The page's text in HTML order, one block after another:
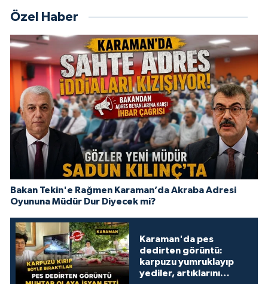
Özel Haber
Bakan Tekin'e Rağmen Karaman’da Akraba Adresi
Oyununa Müdür Dur Diyecek mi?
Karaman'da pes
dedirten görüntü:
karpuzu yumruklayıp
yediler, artıklarını